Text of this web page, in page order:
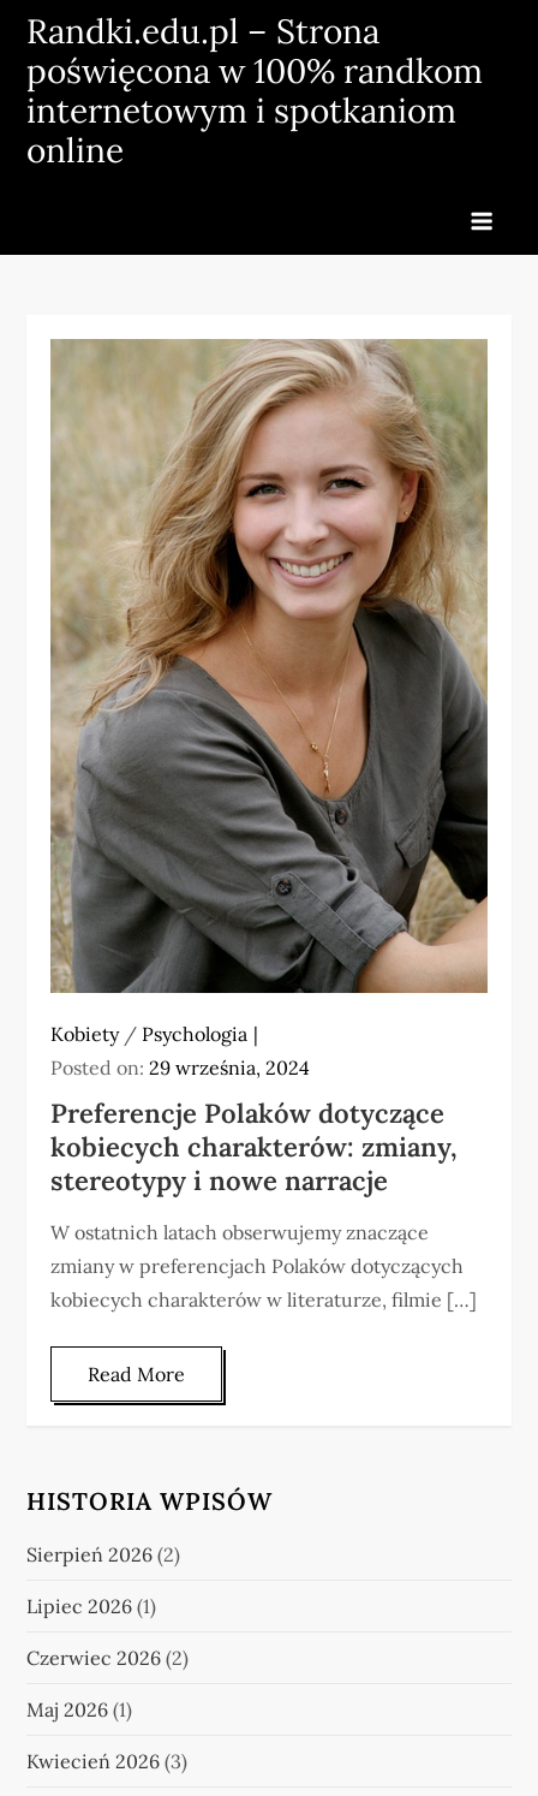
Skip
content
Randki.edu.pl – Strona
poświęcona w 100% randkom
internetowym i spotkaniom
online
Kobiety/ Psychologia
Posted on:29 września, 2024
Preferencje Polaków dotyczące
kobiecych charakterów: zmiany,
stereotypy i nowe narracje
W ostatnich latach obserwujemy znaczące
zmiany w preferencjach Polaków dotyczących
kobiecych charakterów w literaturze, filmie […]
Read More
HISTORIA WPISÓW
Sierpień 2026 (2)
Lipiec 2026 (1)
Czerwiec 2026 (2)
Maj 2026 (1)
Kwiecień 2026 (3)